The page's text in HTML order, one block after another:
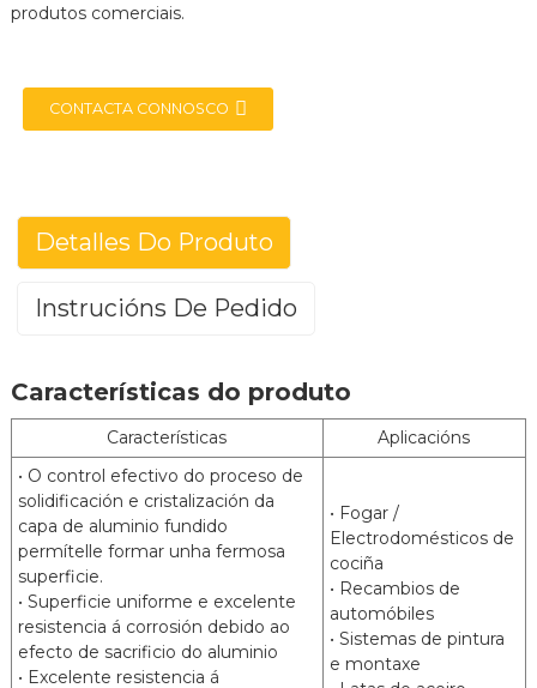
produtos comerciais.
CONTACTA CONNOSCO
Detalles Do Produto
Instrucións De Pedido
Características do produto
Características
Aplicacións
• O control efectivo do proceso de
solidificación e cristalización da
capa de aluminio fundido
permítelle formar unha fermosa
superficie.
• Superficie uniforme e excelente
resistencia á corrosión debido ao
efecto de sacrificio do aluminio
• Excelente resistencia á
• Fogar /
Electrodomésticos de
cociña
• Recambios de
automóbiles
• Sistemas de pintura
e montaxe
Posco(ALCOSTA) ArcelorMittal(VAMA)
HBIS Masteel
Estándar
JIS G3314 EN 10346 ASTM A463 GB/T
18592
Graos
Formación comercial de embutición
profunda de alta resistencia
Peso do
revestimento
80 g/m2ata 240 g/m 2
Espesor
0,3 mm a 3,0 mm